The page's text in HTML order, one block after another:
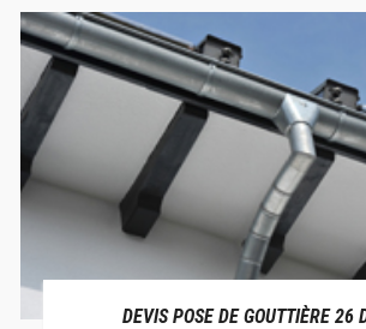
DEVIS POSE DE GOUTTIÈRE 26